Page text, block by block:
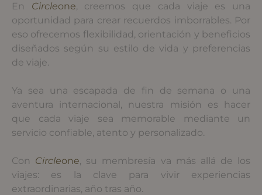
En Circleone, creemos que cada viaje es una
oportunidad para crear recuerdos imborrables. Por
eso ofrecemos flexibilidad, orientación y beneficios
diseñados según su estilo de vida y preferencias
de viaje.
Ya sea una escapada de fin de semana o una
aventura internacional, nuestra misión es hacer
que cada viaje sea memorable mediante un
servicio confiable, atento y personalizado.
Con Circleone, su membresía va más allá de los
viajes: es la clave para vivir experiencias
extraordinarias, año tras año.